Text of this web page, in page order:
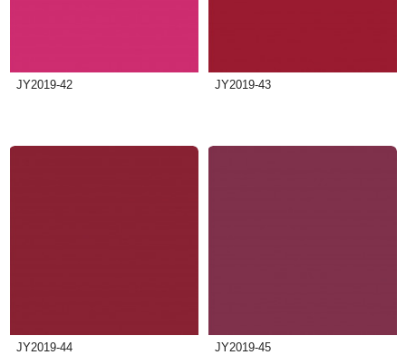
JY2019-42 JY2019-43
JY2019-44 JY2019-45